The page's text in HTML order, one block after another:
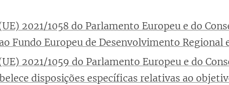
2021/1058 do Parlamento Europeu e do
Fundo Europeu de Desenvolvimento Regional
2021/1059 do Parlamento Europeu e do
disposições específicas relativas ao